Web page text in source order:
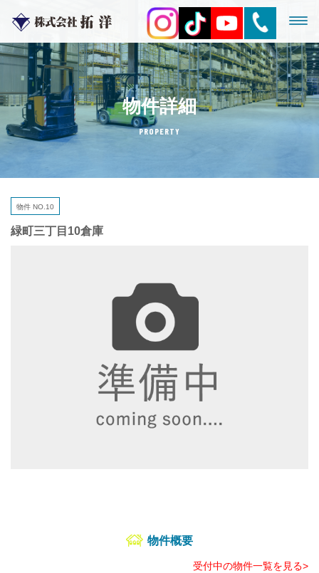
物件詳細
PROPERTY
物件 NO.10
緑町三丁目10倉庫
物件概要
受付中の物件一覧を見る>